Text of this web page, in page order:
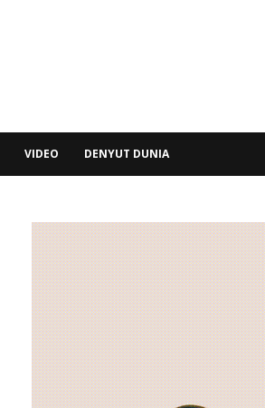
VIDEO DENYUT DUNIA